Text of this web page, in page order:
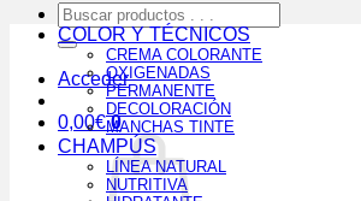
Buscar
por:
Acceder
0,00€ 0
COLOR Y TÉCNICOS
CREMA COLORANTE
OXIGENADAS
PERMANENTE
DECOLORACIÓN
MANCHAS TINTE
CHAMPÚS
LÍNEA NATURAL
NUTRITIVA